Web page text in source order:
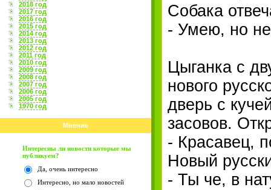
2018 год
2017 год
2016 год
2015 год
2014 год
2013 год
2012 год
2011 год
2010 год
2009 год
2008 год
2007 год
2006 год
2005 год
1970 год
Мнение
Интересны ли новости которые мы
публикуем?
Да, очень интересно
Интересно, но мало новостей
Собака
- Умею, но не
Цыганка с
нового
дверь с
засовов.
- Красавец,
Hовый
- Ты че, в